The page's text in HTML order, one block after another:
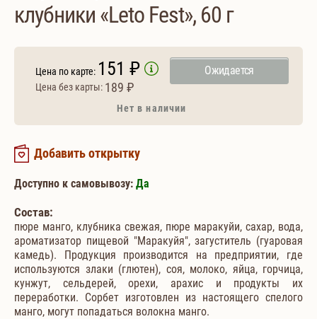
клубники «Leto Fest», 60 г
Цена по карте: 151 ₽
Цена без карты: 189 ₽
Ожидается
Нет в наличии
Добавить открытку
Доступно к самовывозу: Да
Состав:
пюре манго, клубника свежая, пюре маракуйи, сахар, вода,
ароматизатор пищевой "Маракуйя", загуститель (гуаровая
камедь). Продукция производится на предприятии, где
используются злаки (глютен), соя, молоко, яйца, горчица,
кунжут, сельдерей, орехи, арахис и продукты их
переработки. Сорбет изготовлен из настоящего спелого
манго, могут попадаться волокна манго.